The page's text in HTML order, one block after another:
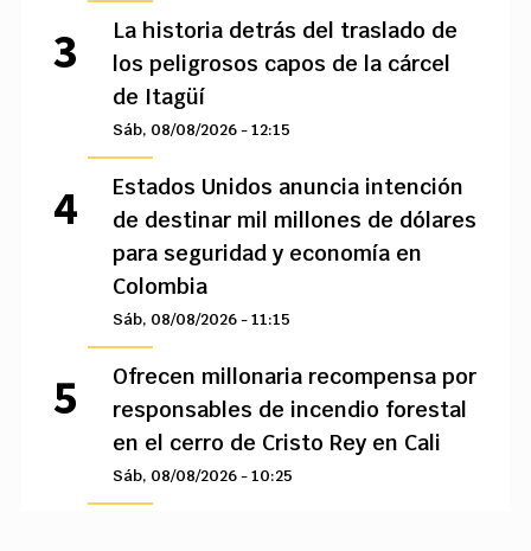
La historia detrás del traslado de
los peligrosos capos de la cárcel
de Itagüí
Sáb, 08/08/2026 - 12:15
Estados Unidos anuncia intención
de destinar mil millones de dólares
para seguridad y economía en
Colombia
Sáb, 08/08/2026 - 11:15
Ofrecen millonaria recompensa por
responsables de incendio forestal
en el cerro de Cristo Rey en Cali
Sáb, 08/08/2026 - 10:25